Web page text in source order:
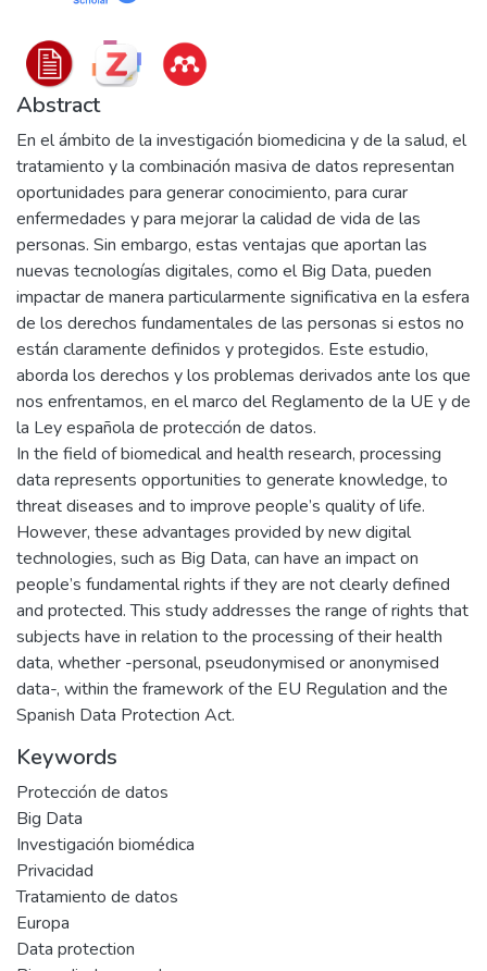
Abstract
En el ámbito de la investigación biomedicina y de la salud, el
tratamiento y la combinación masiva de datos representan
oportunidades para generar conocimiento, para curar
enfermedades y para mejorar la calidad de vida de las
personas. Sin embargo, estas ventajas que aportan las
nuevas tecnologías digitales, como el Big Data, pueden
impactar de manera particularmente significativa en la esfera
de los derechos fundamentales de las personas si estos no
están claramente definidos y protegidos. Este estudio,
aborda los derechos y los problemas derivados ante los que
nos enfrentamos, en el marco del Reglamento de la UE y de
la Ley española de protección de datos.
In the field of biomedical and health research, processing
data represents opportunities to generate knowledge, to
threat diseases and to improve people’s quality of life.
However, these advantages provided by new digital
technologies, such as Big Data, can have an impact on
people’s fundamental rights if they are not clearly defined
and protected. This study addresses the range of rights that
subjects have in relation to the processing of their health
data, whether -personal, pseudonymised or anonymised
data-, within the framework of the EU Regulation and the
Spanish Data Protection Act.
Keywords
Protección de datos
Big Data
Investigación biomédica
Privacidad
Tratamiento de datos
Europa
Data protection